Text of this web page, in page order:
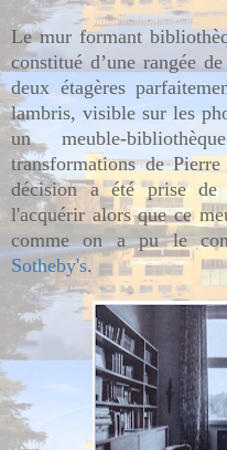
Le mur formant
constitué d’une rangée
deux étagères
lambris, visible sur les
un meuble-
transformations de
décision a été prise
l'acquérir alors que ce
comme on a pu le
Sotheby's.